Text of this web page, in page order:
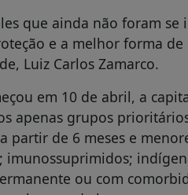
que ainda não foram se
e a melhor forma
Luiz Carlos Zamarco.
em 10 de abril, a
apenas grupos
partir de 6 meses e
imunossuprimidos;
ou com